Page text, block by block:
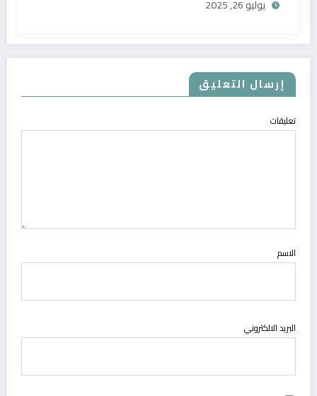
يوليو 26, 2025
إرسال التعليق
تعليقات
الاسم
البريد الالكتروني